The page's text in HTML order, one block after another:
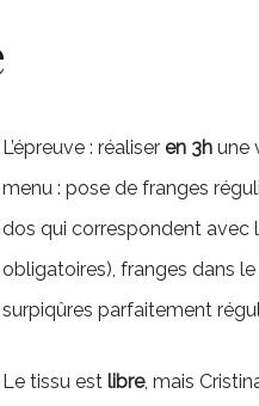
L’épreuve : réaliser en 3hune
menu : pose de franges
dos qui correspondent avec
obligatoires), franges dans
surpiqûres parfaitement
Le tissu est libre, mais